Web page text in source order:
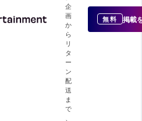
企
画
か
ら
リ
タ
ー
ン
配
送
ま
で
無料 掲載